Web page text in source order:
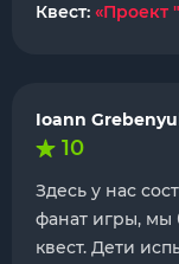
Квест: «Проект
Ioann
10
Здесь у нас
фанат игры, мы
квест. Дети